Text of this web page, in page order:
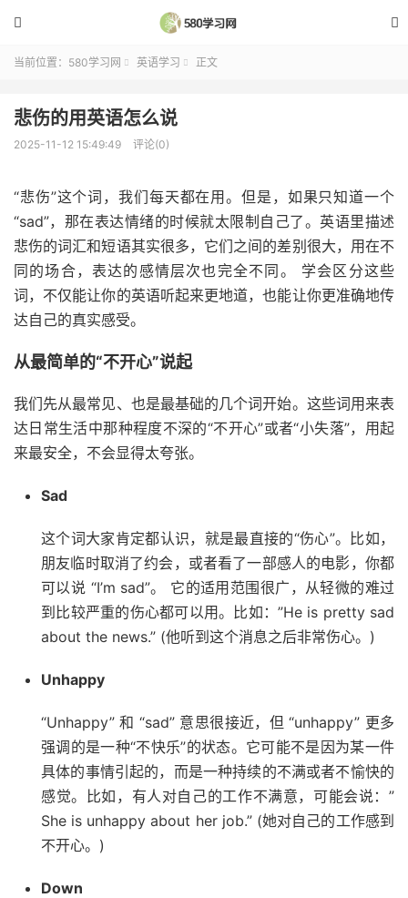


当前位置： 580学习网  英语学习  正文
悲伤的用英语怎么说
2025-11-12 15:49:49 评论(0)
“悲伤”这个词，我们每天都在用。但是，如果只知道一个
“sad”，那在表达情绪的时候就太限制自己了。英语里描述
悲伤的词汇和短语其实很多，它们之间的差别很大，用在不
同的场合，表达的感情层次也完全不同。 学会区分这些
词，不仅能让你的英语听起来更地道，也能让你更准确地传
达自己的真实感受。
从最简单的“不开心”说起
我们先从最常见、也是最基础的几个词开始。这些词用来表
达日常生活中那种程度不深的“不开心”或者“小失落”，用起
来最安全，不会显得太夸张。
Sad
这个词大家肯定都认识，就是最直接的“伤心”。比如，
朋友临时取消了约会，或者看了一部感人的电影，你都
可以说 “I’m sad”。 它的适用范围很广，从轻微的难过
到比较严重的伤心都可以用。比如：”He is pretty sad
about the news.” (他听到这个消息之后非常伤心。)
Unhappy
“Unhappy” 和 “sad” 意思很接近，但 “unhappy” 更多
强调的是一种“不快乐”的状态。它可能不是因为某一件
具体的事情引起的，而是一种持续的不满或者不愉快的
感觉。比如，有人对自己的工作不满意，可能会说：”
She is unhappy about her job.” (她对自己的工作感到
不开心。)
Down